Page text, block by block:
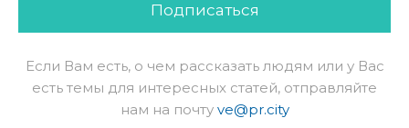
Подписаться
Если Вам есть, о чем рассказать людям или у Вас
есть темы для интересных статей, отправляйте
нам на почту ve@pr.city